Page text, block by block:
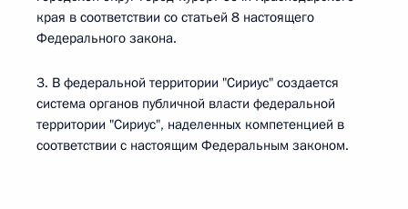
края в соответствии со статьей 8 настоящего
Федерального закона.
3. В федеральной территории "Сириус" создается
система органов публичной власти федеральной
территории "Сириус", наделенных компетенцией в
соответствии с настоящим Федеральным законом.